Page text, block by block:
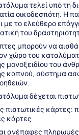
τελεί υπό τη
οικοδεσπότη. Η
με το ελεύθερο
του
μπορούν να
χώρο του
μονοξειδίου του
καπνού, σύστημα
δέχεται
πιστωτικές κάρτες:
κάρτες
ανέπαφες